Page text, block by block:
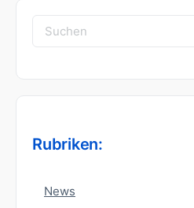
Suchen
nach:
Rubriken:
News